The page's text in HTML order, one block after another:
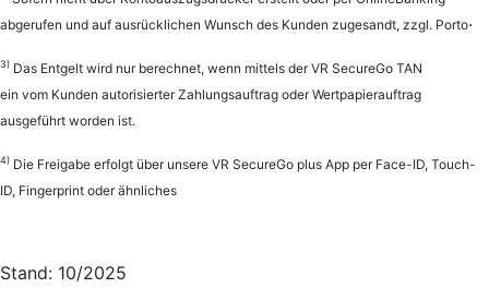
abgerufen und auf ausrücklichen Wunsch des Kunden zugesandt, zzgl. Porto.
3) Das Entgelt wird nur berechnet, wenn mittels der VR SecureGo TAN
ein vom Kunden autorisierter Zahlungsauftrag oder Wertpapierauftrag
ausgeführt worden ist.
4) Die Freigabe erfolgt über unsere VR SecureGo plus App per Face-ID, Touch-
ID, Fingerprint oder ähnliches
Stand: 10/2025